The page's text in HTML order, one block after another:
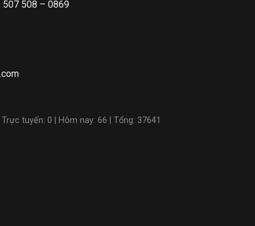
507 508 – 0869
| Trực tuyến: 0 | Hôm nay: 66 | Tổng: 37641